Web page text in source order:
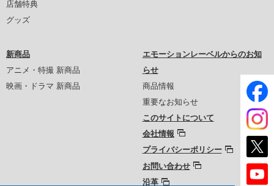
店舗特典
グッズ
新商品
アニメ・特撮 新商品
映画・ドラマ 新商品
エモーションレーベルからのお知
らせ
商品情報
重要なお知らせ
このサイトについて
会社情報
プライバシーポリシー
お問い合わせ
沿革